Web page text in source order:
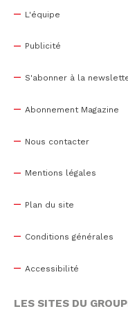
L'équipe
Publicité
S'abonner à la
Abonnement Magazine
Nous contacter
Mentions légales
Plan du site
Conditions générales
Accessibilité
LES SITES DU